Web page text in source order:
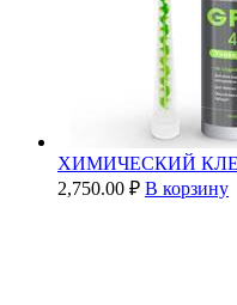
ХИМИЧЕСКИЙ
2,750.00 ₽ В корзину